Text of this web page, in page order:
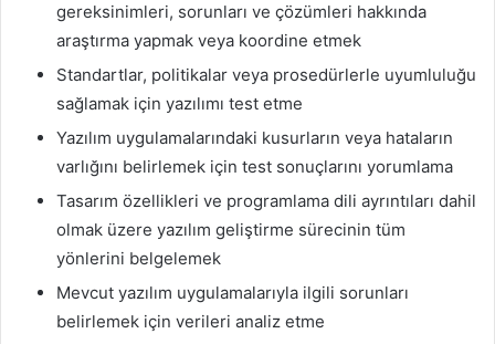
gereksinimleri, sorunları ve çözümleri hakkında
araştırma yapmak veya koordine etmek
Standartlar, politikalar veya prosedürlerle uyumluluğu
sağlamak için yazılımı test etme
Yazılım uygulamalarındaki kusurların veya hataların
varlığını belirlemek için test sonuçlarını yorumlama
Tasarım özellikleri ve programlama dili ayrıntıları dahil
olmak üzere yazılım geliştirme sürecinin tüm
yönlerini belgelemek
Mevcut yazılım uygulamalarıyla ilgili sorunları
belirlemek için verileri analiz etme